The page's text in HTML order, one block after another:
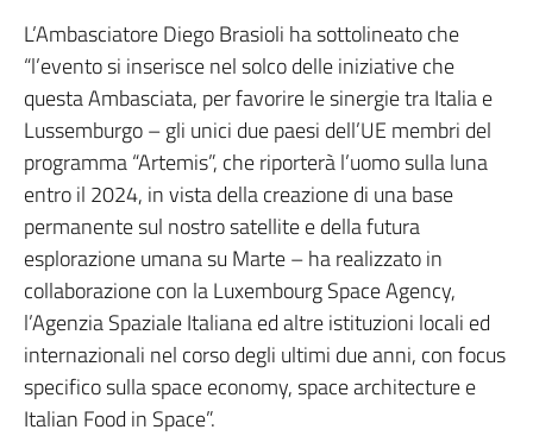
L’Ambasciatore Diego Brasioli ha sottolineato che
“l’evento si inserisce nel solco delle iniziative che
questa Ambasciata, per favorire le sinergie tra Italia e
Lussemburgo – gli unici due paesi dell’UE membri del
programma “Artemis”, che riporterà l’uomo sulla luna
entro il 2024, in vista della creazione di una base
permanente sul nostro satellite e della futura
esplorazione umana su Marte – ha realizzato in
collaborazione con la Luxembourg Space Agency,
l’Agenzia Spaziale Italiana ed altre istituzioni locali ed
internazionali nel corso degli ultimi due anni, con focus
specifico sulla space economy, space architecture e
Italian Food in Space”.